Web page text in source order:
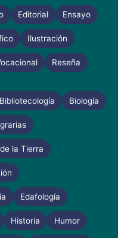
Editorial Ensayo
Ilustración
Reseña
Bibliotecología Biología
la Tierra
Edafología
Historia Humor